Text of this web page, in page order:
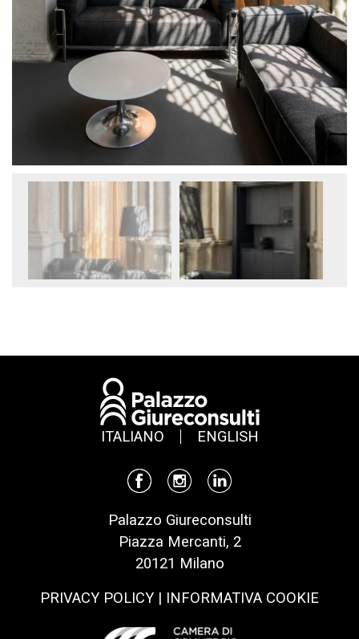
ITALIANO ENGLISH
Palazzo Giureconsulti
Piazza Mercanti, 2
20121 Milano
PRIVACY POLICY | INFORMATIVA COOKIE